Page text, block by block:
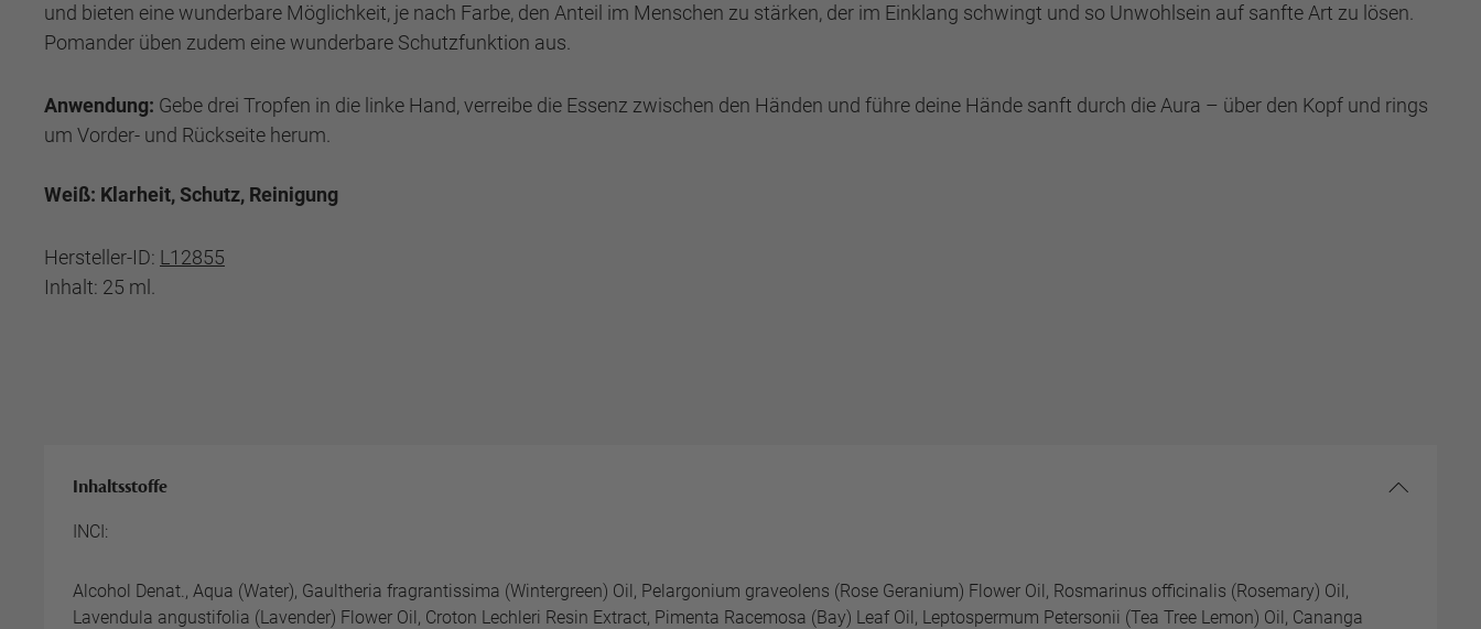
und bieten eine wunderbare Möglichkeit, je nach Farbe, den Anteil im Menschen zu stärken, der im Einklang schwingt und so Unwohlsein auf sanfte Art zu lösen.
Pomander üben zudem eine wunderbare Schutzfunktion aus.
Anwendung: Gebe drei Tropfen in die linke Hand, verreibe die Essenz zwischen den Händen und führe deine Hände sanft durch die Aura – über den Kopf und rings
um Vorder- und Rückseite herum.
Weiß: Klarheit, Schutz, Reinigung
Hersteller-ID: L12855
Inhalt: 25 ml.
Inhaltsstoffe
INCI:
Alcohol Denat., Aqua (Water), Gaultheria fragrantissima (Wintergreen) Oil, Pelargonium graveolens (Rose Geranium) Flower Oil, Rosmarinus officinalis (Rosemary) Oil,
Lavendula angustifolia (Lavender) Flower Oil, Croton Lechleri Resin Extract, Pimenta Racemosa (Bay) Leaf Oil, Leptospermum Petersonii (Tea Tree Lemon) Oil, Cananga